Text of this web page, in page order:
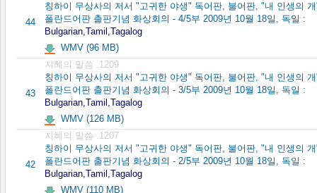
44
칭하이 무상사의 저서 "고귀한 야생" 독어판, 불어판, "내 인생의
폴란드어판 출판기념 화상회의 - 4/5부 2009년 10월 18일, 독일 :
Bulgarian,Tamil,Tagalog
WMV (96 MB)
43
지혜의 말씀 .1209
칭하이 무상사의 저서 "고귀한 야생" 독어판, 불어판, "내 인생의
폴란드어판 출판기념 화상회의 - 3/5부 2009년 10월 18일, 독일 :
Bulgarian,Tamil,Tagalog
WMV (126 MB)
42
지혜의 말씀 .1207
칭하이 무상사의 저서 "고귀한 야생" 독어판, 불어판, "내 인생의
폴란드어판 출판기념 화상회의 - 2/5부 2009년 10월 18일, 독일 :
Bulgarian,Tamil,Tagalog
WMV (110 MB)